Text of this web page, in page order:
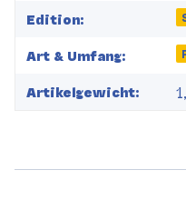
Edition:
Art & Umfang:
Artikelgewicht: